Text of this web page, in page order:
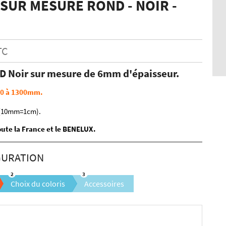
MESURE ROND - NOIR -
Noir sur mesure de 6mm d'épaisseur.
à 1300mm.
la France et le BENELUX.
Choix du coloris Accessoires